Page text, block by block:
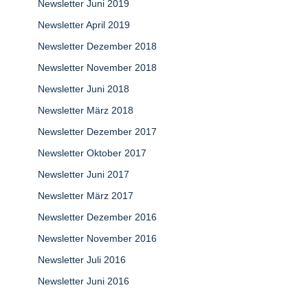
Newsletter Juni 2019
Newsletter April 2019
Newsletter Dezember 2018
Newsletter November 2018
Newsletter Juni 2018
Newsletter März 2018
Newsletter Dezember 2017
Newsletter Oktober 2017
Newsletter Juni 2017
Newsletter März 2017
Newsletter Dezember 2016
Newsletter November 2016
Newsletter Juli 2016
Newsletter Juni 2016